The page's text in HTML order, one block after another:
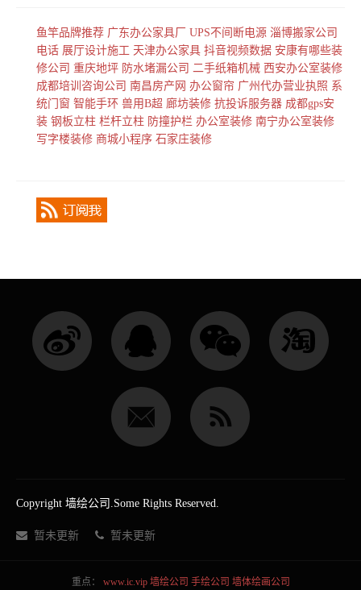
鱼竿品牌推荐 广东办公家具厂 UPS不间断电源 淄博搬家公司
电话 展厅设计施工 天津办公家具 抖音视频数据 安康有哪些装
修公司 重庆地坪 防水堵漏公司 二手纸箱机械 西安办公室装修
成都培训咨询公司 南昌房产网 办公窗帘 广州代办营业执照 系
统门窗 智能手环 兽用B超 廊坊装修 抗投诉服务器 成都gps安
装 钢板立柱 栏杆立柱 防撞护栏 办公室装修 南宁办公室装修
写字楼装修 商城小程序 石家庄装修
Copyright 墙绘公司.Some Rights Reserved.
暂未更新 暂未更新
重点： www.ic.vip 墙绘公司 手绘公司 墙体绘画公司